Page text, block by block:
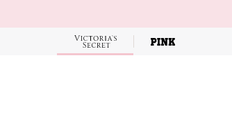
Victoria's
Secret